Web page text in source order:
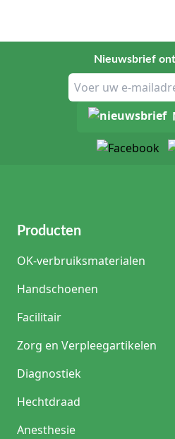
Nieuwsbrief
Producten
OK-verbruiksmaterialen
Handschoenen
Facilitair
Zorg en Verpleegartikelen
Diagnostiek
Hechtdraad
Anesthesie